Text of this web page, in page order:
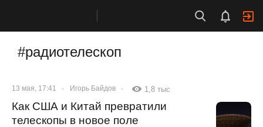
#радиотелескоп
13 мая, 17:41 Игорь Байдов 1,8 тыс
Как США и Китай превратили
телескопы в новое поле